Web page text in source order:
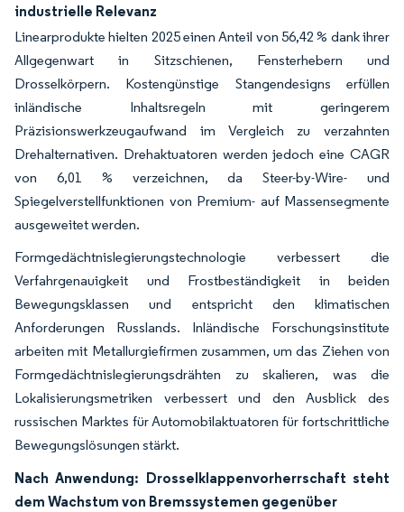
industrielle Relevanz
Linearprodukte hielten 2025 einen Anteil von 56,42 % dank ihrer
Allgegenwart in Sitzschienen, Fensterhebern und
Drosselkörpern. Kostengünstige Stangendesigns erfüllen
inländische Inhaltsregeln mit geringerem
Präzisionswerkzeugaufwand im Vergleich zu verzahnten
Drehalternativen. Drehaktuatoren werden jedoch eine CAGR
von 6,01 % verzeichnen, da Steer-by-Wire- und
Spiegelverstellfunktionen von Premium- auf Massensegmente
ausgeweitet werden.
Formgedächtnislegierungstechnologie verbessert die
Verfahrgenauigkeit und Frostbeständigkeit in beiden
Bewegungsklassen und entspricht den klimatischen
Anforderungen Russlands. Inländische Forschungsinstitute
arbeiten mit Metallurgiefirmen zusammen, um das Ziehen von
Formgedächtnislegierungsdrähten zu skalieren, was die
Lokalisierungsmetriken verbessert und den Ausblick des
russischen Marktes für Automobilaktuatoren für fortschrittliche
Bewegungslösungen stärkt.
Nach Anwendung: Drosselklappenvorherrschaft steht
dem Wachstum von Bremssystemen gegenüber